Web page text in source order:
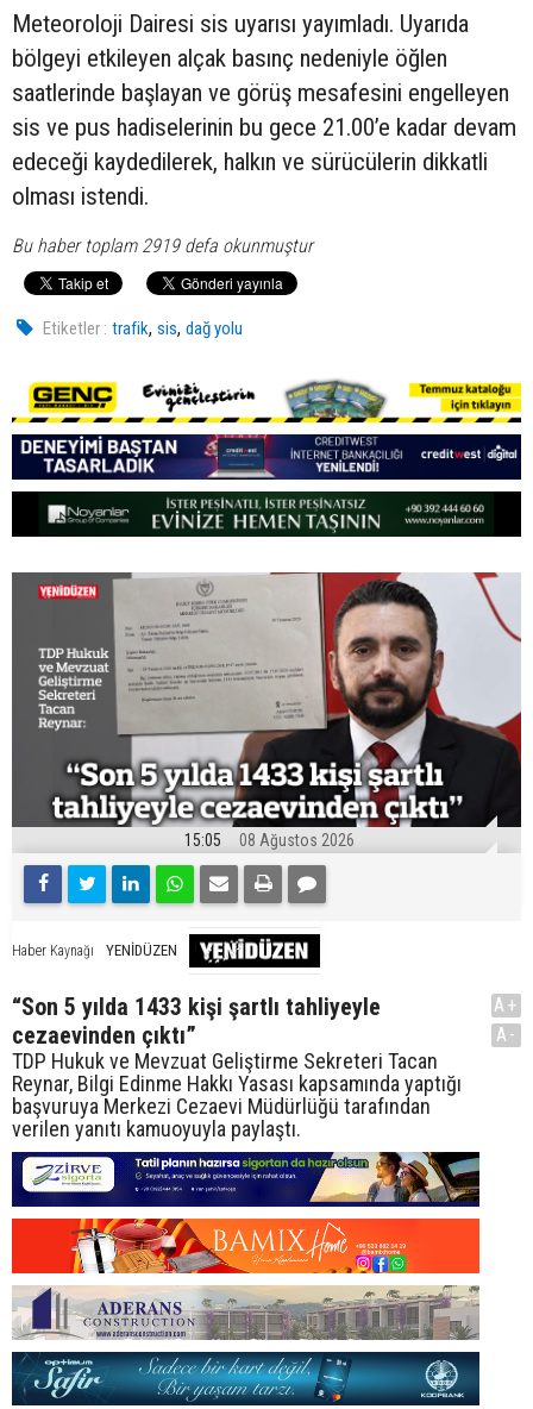
Meteoroloji Dairesi sis uyarısı yayımladı. Uyarıda
bölgeyi etkileyen alçak basınç nedeniyle öğlen
saatlerinde başlayan ve görüş mesafesini engelleyen
sis ve pus hadiselerinin bu gece 21.00’e kadar devam
edeceği kaydedilerek, halkın ve sürücülerin dikkatli
olması istendi.
Bu haber toplam 2919 defa okunmuştur
Etiketler : trafik,sis,dağ yolu
15:05 08 Ağustos 2026
Haber Kaynağı YENİDÜZEN
“Son 5 yılda 1433 kişi şartlı tahliyeyle
cezaevinden çıktı”
TDP Hukuk ve Mevzuat Geliştirme Sekreteri Tacan
Reynar, Bilgi Edinme Hakkı Yasası kapsamında yaptığı
başvuruya Merkezi Cezaevi Müdürlüğü tarafından
verilen yanıtı kamuoyuyla paylaştı.
A+
A-